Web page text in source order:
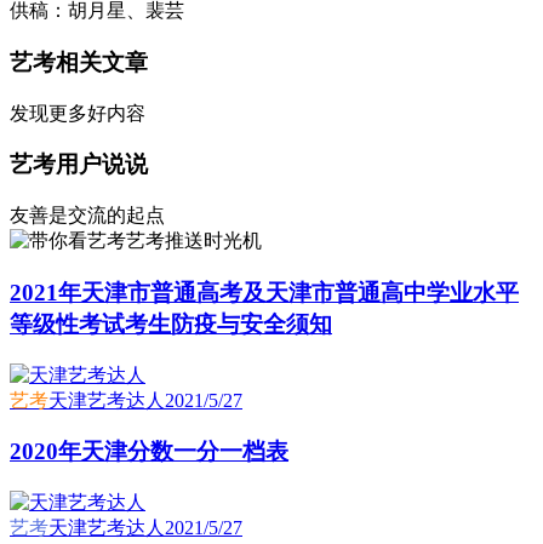
供稿：胡月星、裴芸
艺考相关文章
发现更多好内容
艺考用户说说
友善是交流的起点
艺考推送时光机
2021年天津市普通高考及天津市普通高中学业水平
等级性考试考生防疫与安全须知
艺考天津艺考达人 2021/5/27
2020年天津分数一分一档表
艺考天津艺考达人 2021/5/27